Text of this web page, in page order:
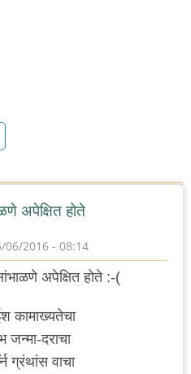
अपेक्षित होते
06/2016 - 08:14
अपेक्षित होते :-(
कामाख्यतेचा
दराचा
ग्रंथांस वाचा